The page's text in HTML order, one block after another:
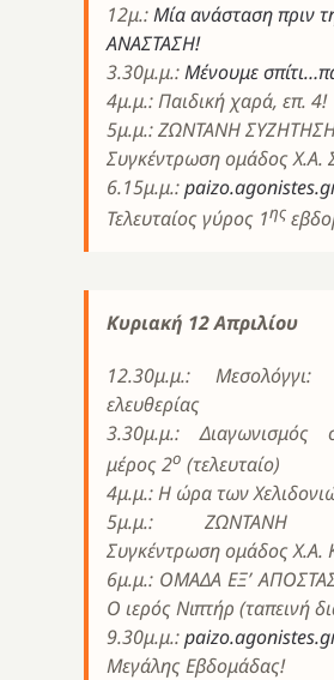
12μ.:Μία ανάσταση πριν
ΑΝΑΣΤΑΣΗ!
3.30μ.μ.:Μένουμε
4μ.μ.: Παιδική χαρά, επ. 4!
5μ.μ.: ΖΩΝΤΑΝΗ
Συγκέντρωση ομάδος Χ.Α.
6.15μ.μ.:
Τελευταίος γύρος 1ης
Κυριακή 12 Απριλίου
12.30μ.μ.:
ελευθερίας
3.30μ.μ.: Διαγωνισμός
μέρος 2ο (τελευταίο)
4μ.μ.: Η ώρα των
5μ.μ.: ΖΩΝΤΑΝΗ
Συγκέντρωση ομάδος Χ.Α.
6μ.μ.: ΟΜΑΔΑ ΕΞ’
Ο ιερός Νιπτήρ (ταπεινή
9.30μ.μ.:
Μεγάλης Εβδομάδας!